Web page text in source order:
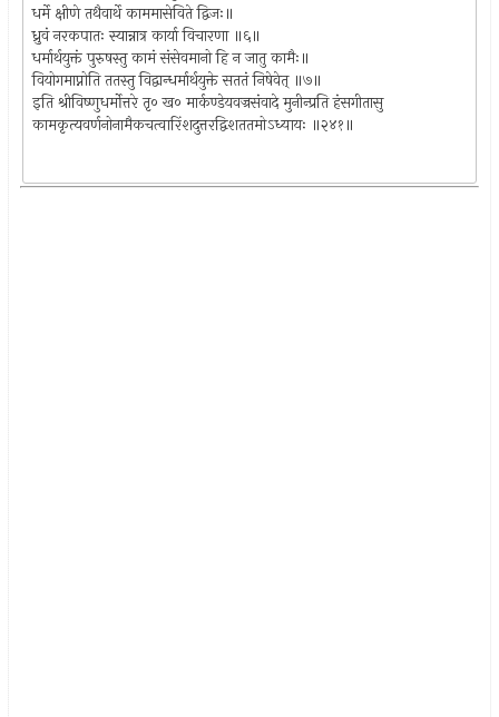
धर्मे क्षीणे तथैवार्थे काममासेविते द्विजः॥
ध्रुवं नरकपातः स्यान्नात्र कार्या विचारणा ॥६॥
धर्मार्थयुक्तं पुरुषस्तु कामं संसेवमानो हि न जातु कामैः॥
वियोगमाप्नोति ततस्तु विद्वान्धर्मार्थयुक्ते सततं निषेवेत् ॥७॥
इति श्रीविष्णुधर्मोत्तरे तृ० ख० मार्कण्डेयवज्रसंवादे मुनीन्प्रति हंसगीतासु
कामकृत्यवर्णनोनामैकचत्वारिंशदुत्तरद्विशततमोऽध्यायः ॥२४१॥